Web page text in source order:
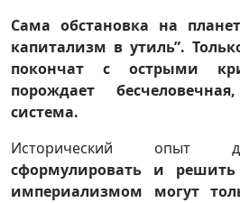
Сама обстановка на
капитализм в утиль”.
покончат с острыми
порождает
система.
Исторический опыт
сформулировать и
империализмом могут